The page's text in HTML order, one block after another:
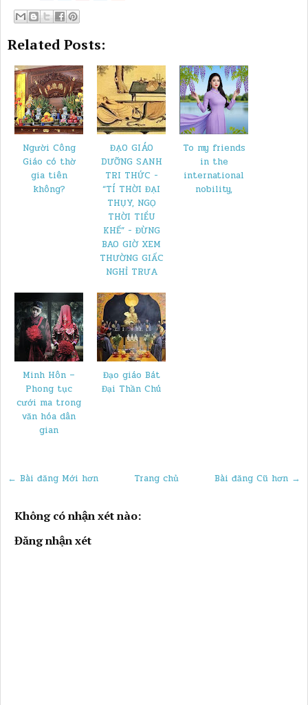
Related Posts:
Người Công
Giáo có thờ
gia tiên
không?
ĐẠO GIÁO
DƯỠNG SANH
TRI THỨC -
“TÍ THỜI ĐẠI
THỤY, NGỌ
THỜI TIỂU
KHẾ” - ĐỪNG
BAO GIỜ XEM
THƯỜNG GIẤC
NGHỈ TRƯA
To my friends
in the
international
nobility,
Minh Hôn –
Phong tục
cưới ma trong
văn hóa dân
gian
Đạo giáo Bát
Đại Thần Chú
← Bài đăng Mới hơn Bài đăng Cũ hơn →
Trang chủ
Không có nhận xét nào:
Đăng nhận xét